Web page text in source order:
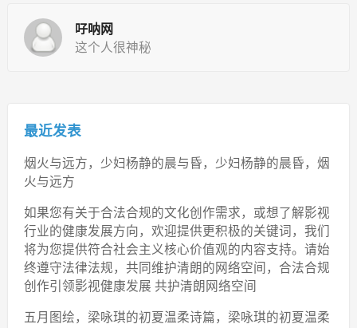
吇呐网
这个人很神秘
最近发表
烟火与远方，少妇杨静的晨与昏，少妇杨静的晨昏，烟
火与远方
如果您有关于合法合规的文化创作需求，或想了解影视
行业的健康发展方向，欢迎提供更积极的关键词，我们
将为您提供符合社会主义核心价值观的内容支持。请始
终遵守法律法规，共同维护清朗的网络空间，合法合规
创作引领影视健康发展 共护清朗网络空间
五月图绘，梁咏琪的初夏温柔诗篇，梁咏琪的初夏温柔